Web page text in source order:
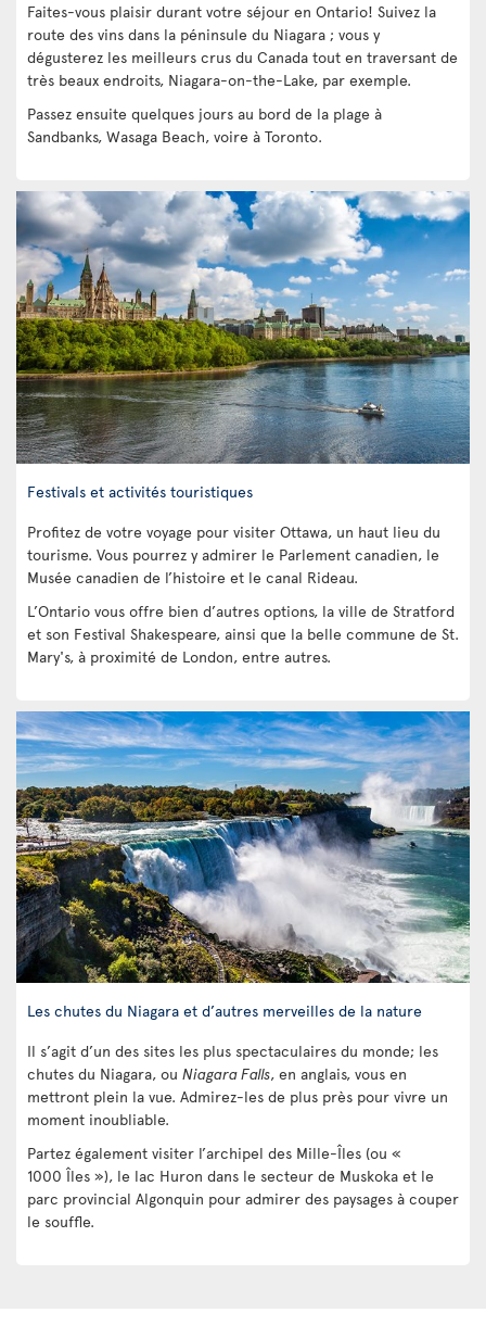
Faites-vous plaisir durant votre séjour en Ontario! Suivez la
route des vins dans la péninsule du Niagara ; vous y
dégusterez les meilleurs crus du Canada tout en traversant de
très beaux endroits, Niagara-on-the-Lake, par exemple.
Passez ensuite quelques jours au bord de la plage à
Sandbanks, Wasaga Beach, voire à Toronto.
Festivals et activités touristiques
Profitez de votre voyage pour visiter Ottawa, un haut lieu du
tourisme. Vous pourrez y admirer le Parlement canadien, le
Musée canadien de l’histoire et le canal Rideau.
L’Ontario vous offre bien d’autres options, la ville de Stratford
et son Festival Shakespeare, ainsi que la belle commune de St.
Mary's, à proximité de London, entre autres.
Les chutes du Niagara et d’autres merveilles de la nature
Il s’agit d’un des sites les plus spectaculaires du monde; les
chutes du Niagara, ou Niagara Falls, en anglais, vous en
mettront plein la vue. Admirez-les de plus près pour vivre un
moment inoubliable.
Partez également visiter l’archipel des Mille-Îles (ou «
1000 Îles »), le lac Huron dans le secteur de Muskoka et le
parc provincial Algonquin pour admirer des paysages à couper
le souffle.